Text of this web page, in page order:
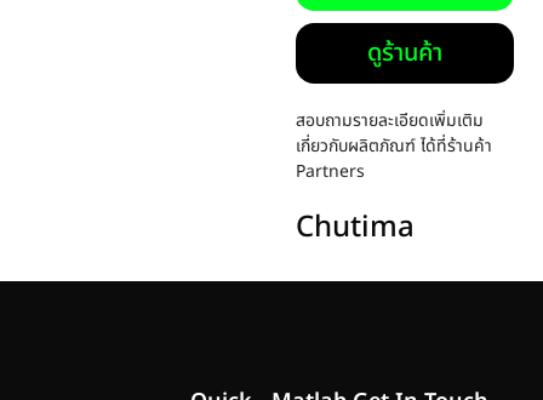
ดูร้านค้า
สอบถามรายละเอียดเพิ่มเติม
เกี่ยวกับผลิตภัณฑ์ ได้ที่ร้านค้า
Partners
Chutima